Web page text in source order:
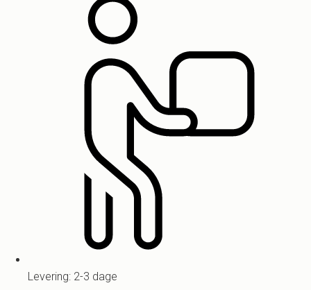
Levering: 2-3 dage